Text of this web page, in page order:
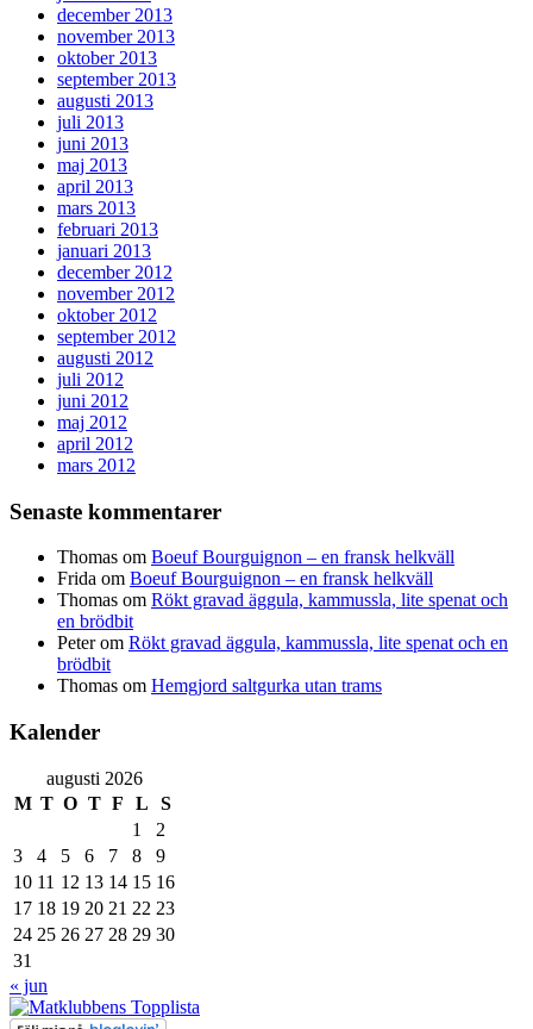
december 2013
november 2013
oktober 2013
september 2013
augusti 2013
juli 2013
juni 2013
maj 2013
april 2013
mars 2013
februari 2013
januari 2013
december 2012
november 2012
oktober 2012
september 2012
augusti 2012
juli 2012
juni 2012
maj 2012
april 2012
mars 2012
Senaste kommentarer
Thomas om Boeuf Bourguignon – en fransk helkväll
Frida om Boeuf Bourguignon – en fransk helkväll
Thomas om Rökt gravad äggula, kammussla, lite spenat och
en brödbit
Peterom Rökt gravad äggula, kammussla, lite spenat och en
brödbit
Thomas om Hemgjord saltgurka utan trams
Kalender
augusti 2026
M T O T F L
S
1
2
3
4 5 6 7 8
9
10 11 12 13 14 15 16
17 18 19 20 21 22 23
24 25 26 27 28 29 30
31
« jun